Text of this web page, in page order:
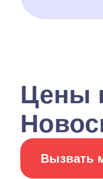
Цены
Вызвать